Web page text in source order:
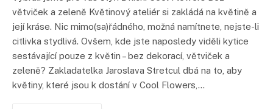
větviček a zeleně Květinový ateliér si zakládá na květině a
její kráse. Nic mimo(sa)řádného, možná namítnete, nejste-li
citlivka stydlivá. Ovšem, kde jste naposledy viděli kytice
sestávající pouze z květin – bez dekorací, větviček a
zeleně? Zakladatelka Jaroslava Stretcul dbá na to, aby
květiny, které jsou k dostání v Cool Flowers,…